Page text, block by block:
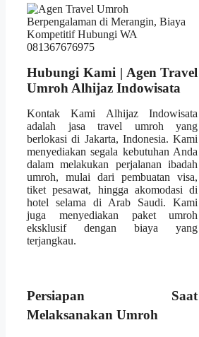
Hubungi Kami | Agen Travel
Umroh Alhijaz Indowisata
Kontak Kami Alhijaz Indowisata
adalah jasa travel umroh yang
berlokasi di Jakarta, Indonesia. Kami
menyediakan segala kebutuhan Anda
dalam melakukan perjalanan ibadah
umroh, mulai dari pembuatan visa,
tiket pesawat, hingga akomodasi di
hotel selama di Arab Saudi. Kami
juga menyediakan paket umroh
eksklusif dengan biaya yang
terjangkau.
Persiapan Saat
Melaksanakan Umroh